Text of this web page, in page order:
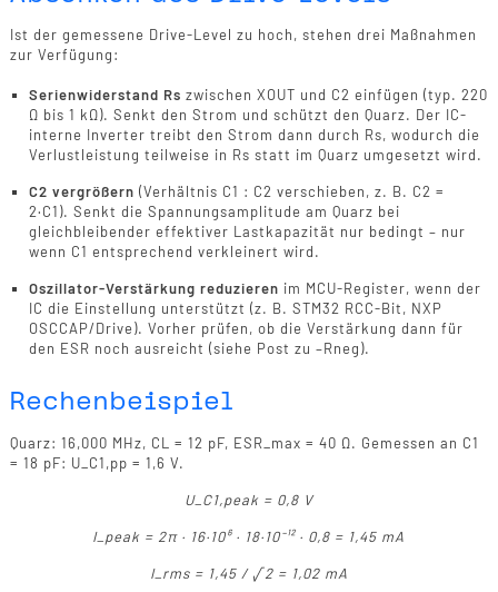
Ist der gemessene Drive-Level zu hoch, stehen drei Maßnahmen
zur Verfügung:
Serienwiderstand Rs zwischen XOUT und C2 einfügen (typ. 220
Ω bis 1 kΩ). Senkt den Strom und schützt den Quarz. Der IC-
interne Inverter treibt den Strom dann durch Rs, wodurch die
Verlustleistung teilweise in Rs statt im Quarz umgesetzt wird.
C2 vergrößern (Verhältnis C1 : C2 verschieben, z. B. C2 =
2·C1). Senkt die Spannungsamplitude am Quarz bei
gleichbleibender effektiver Lastkapazität nur bedingt – nur
wenn C1 entsprechend verkleinert wird.
Oszillator-Verstärkung reduzieren im MCU-Register, wenn der
IC die Einstellung unterstützt (z. B. STM32 RCC-Bit, NXP
OSCCAP/Drive). Vorher prüfen, ob die Verstärkung dann für
den ESR noch ausreicht (siehe Post zu –Rneg).
Rechenbeispiel
Quarz: 16,000 MHz, CL = 12 pF, ESR_max = 40 Ω. Gemessen an C1
= 18 pF: U_C1,pp = 1,6 V.
U_C1,peak = 0,8 V
I_peak = 2π · 16·10⁶ · 18·10⁻¹² · 0,8 = 1,45 mA
I_rms = 1,45 / √2 = 1,02 mA